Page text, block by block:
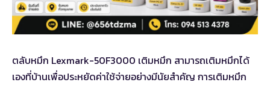
ตลับหมึก Lexmark-50F3000 เติมหมึก สามารถเติมหมึกได้
เองที่บ้านเพื่อประหยัดค่าใช้จ่ายอย่างมีนัยสำคัญ การเติมหมึก